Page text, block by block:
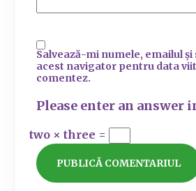
Salvează-mi numele, emailul
acest navigator pentru data
comentez.
Please enter an answer
two × three =